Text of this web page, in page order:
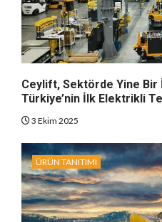
Ceylift, Sektörde Yine
Türkiye’nin İlk Elektrikli
3 Ekim 2025
ÜRÜN TANITIMI